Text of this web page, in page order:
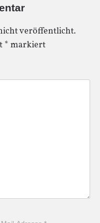
veröffentlicht.
* markiert